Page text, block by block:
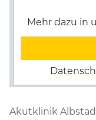
Tagesklinik
Mehr dazu in
Akutklinik